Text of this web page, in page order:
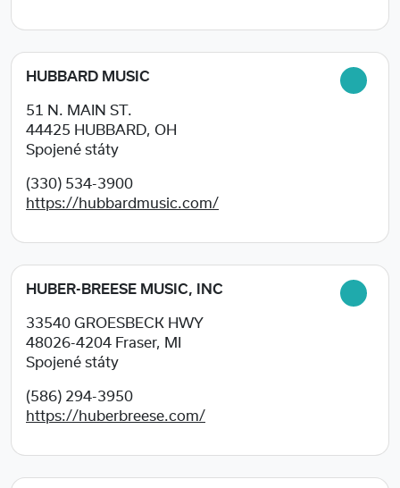
HUBBARD MUSIC
51 N. MAIN ST.
44425 HUBBARD, OH
Spojené státy
(330) 534-3900
https://hubbardmusic.com/
HUBER-BREESE MUSIC, INC
33540 GROESBECK HWY
48026-4204 Fraser, MI
Spojené státy
(586) 294-3950
https://huberbreese.com/